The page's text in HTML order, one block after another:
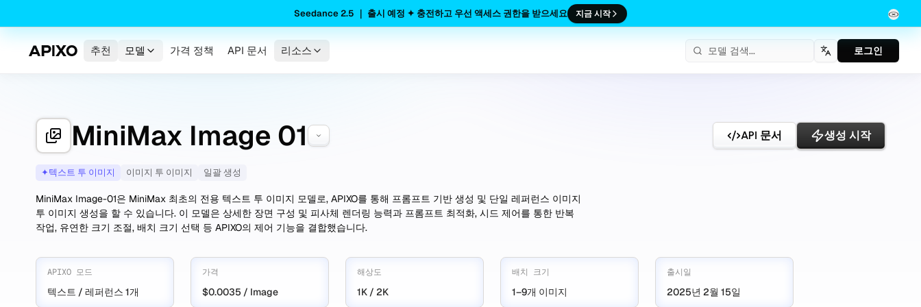
Seedance 2.5 ｜ 출시 예정 ✦ 충전하고 우선 액세스 권한을 받으세요 지금 시작
추천 모델 가격 정책 API 문서 리소스 한국어 로그인
MiniMax Image 01 API 문서 생성 시작
✦텍스트 투 이미지 이미지 투 이미지 일괄 생성
MiniMax Image-01은 MiniMax 최초의 전용 텍스트 투 이미지 모델로, APIXO를 통해 프롬프트 기반 생성 및 단일 레퍼런스 이미지
투 이미지 생성을 할 수 있습니다. 이 모델은 상세한 장면 구성 및 피사체 렌더링 능력과 프롬프트 최적화, 시드 제어를 통한 반복
작업, 유연한 크기 조절, 배치 크기 선택 등 APIXO의 제어 기능을 결합했습니다.
APIXO 모드
텍스트 / 레퍼런스 1개
가격
$0.0035 / Image
해상도
1K / 2K
배치 크기
1–9개 이미지
출시일
2025년 2월 15일